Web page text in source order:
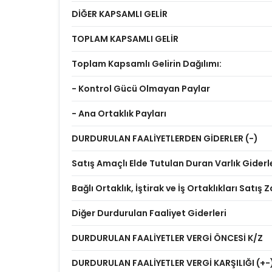
DİĞER KAPSAMLI GELİR
TOPLAM KAPSAMLI GELİR
Toplam Kapsamlı Gelirin Dağılımı:
- Kontrol Gücü Olmayan Paylar
- Ana Ortaklık Payları
DURDURULAN FAALİYETLERDEN GİDERLER (-)
Satış Amaçlı Elde Tutulan Duran Varlık
Bağlı Ortaklık, İştirak ve İş Ortaklıkları Satış
Diğer Durdurulan Faaliyet Giderleri
DURDURULAN FAALİYETLER VERGİ ÖNCESİ K/Z
DURDURULAN FAALİYETLER VERGİ KARŞILIĞI